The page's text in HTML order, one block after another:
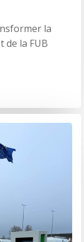
la
de la FUB